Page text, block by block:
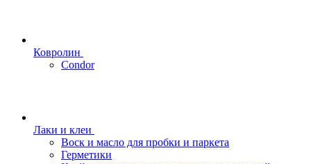
Ковролин
Condor
Лаки и клеи
Воск и масло для пробки и паркета
Герметики